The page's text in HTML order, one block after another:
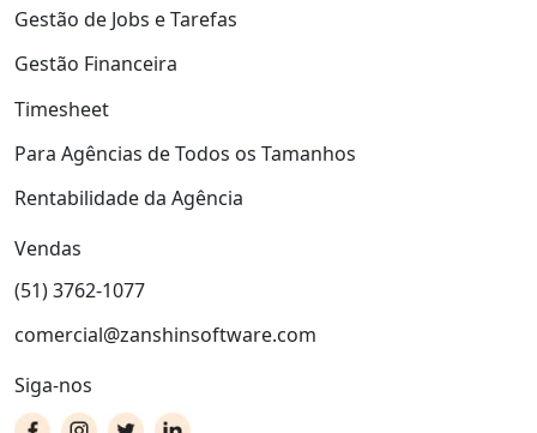
Gestão de Jobs e Tarefas
Gestão Financeira
Timesheet
Para Agências de Todos os Tamanhos
Rentabilidade da Agência
Vendas
(51) 3762-1077
comercial@zanshinsoftware.com
Siga-nos